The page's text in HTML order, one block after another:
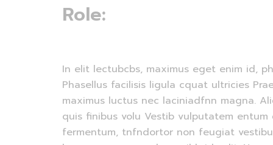
Role:
In elit lectubcbs, maximus eget enim id,
Phasellus facilisis ligula cquat ultricies
maximus luctus nec laciniadfnn magna.
quis finibus volu Vestib vulputatem entum
fermentum, tnfndortor non feugiat